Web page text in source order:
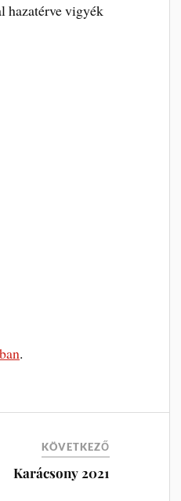
hazatérve vigyék
.
KÖVETKEZŐ
Karácsony 2021